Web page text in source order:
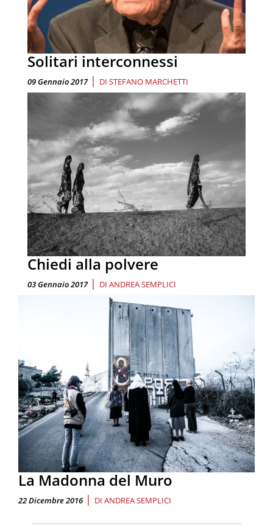
Solitari interconnessi
09 Gennaio 2017 | DI STEFANO MARCHETTI
Chiedi alla polvere
03 Gennaio 2017 | DI ANDREA SEMPLICI
La Madonna del Muro
22 Dicembre 2016 | DI ANDREA SEMPLICI